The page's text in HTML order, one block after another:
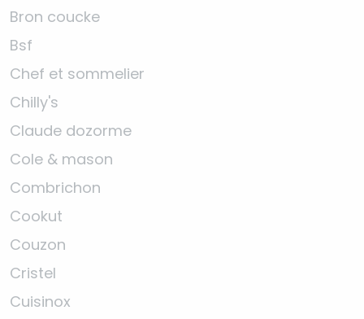
Bron coucke
Bsf
Chef et sommelier
Chilly's
Claude dozorme
Cole & mason
Combrichon
Cookut
Couzon
Cristel
Cuisinox